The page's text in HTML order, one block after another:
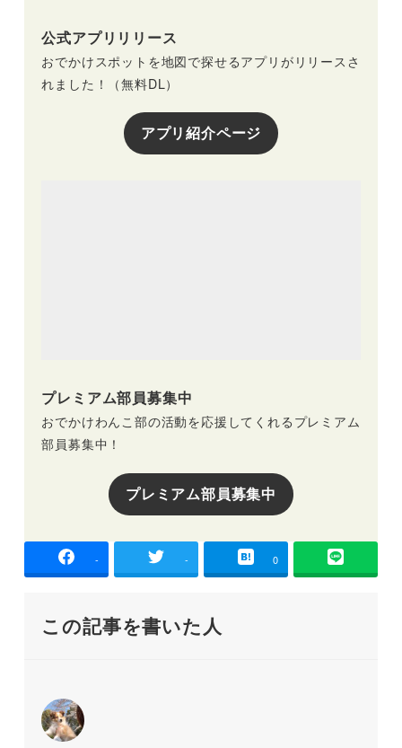
公式アプリリリース
おでかけスポットを地図で探せるアプリがリリースさ
れました！（無料DL）
アプリ紹介ページ
プレミアム部員募集中
おでかけわんこ部の活動を応援してくれるプレミアム
部員募集中！
プレミアム部員募集中
- - 0
この記事を書いた人